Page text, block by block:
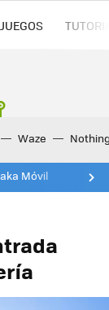
JUEGOS
Waze
Móvil